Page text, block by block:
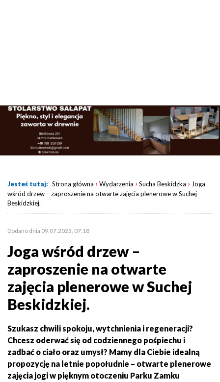
Jesteś tutaj: Strona główna › Wydarzenia › Sucha Beskidzka › Joga
wśród drzew – zaproszenie na otwarte zajęcia plenerowe w Suchej
Beskidzkiej.
Dodano dnia 09.07.2025, 07:18
Joga wśród drzew –
zaproszenie na otwarte
zajęcia plenerowe w Suchej
Beskidzkiej.
Szukasz chwili spokoju, wytchnienia i regeneracji?
Chcesz oderwać się od codziennego pośpiechu i
zadbać o ciało oraz umysł? Mamy dla Ciebie idealną
propozycję na letnie popołudnie – otwarte plenerowe
zajęcia jogi w pięknym otoczeniu Parku Zamku